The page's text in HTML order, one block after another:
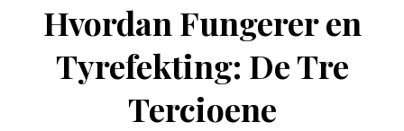
Hvordan Fungerer en
Tyrefekting: De Tre
Tercioene